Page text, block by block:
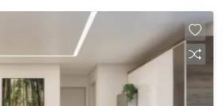
piso em porcelanato,
aquecimento solar e ar
os ambientes. O
segurança 24 horas, área de